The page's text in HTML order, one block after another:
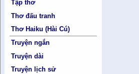
Tập thơ
Thơ đấu tranh
Thơ Haiku (Hài Cú)
Truyện ngắn
Truyện dài
Truyện lịch sử